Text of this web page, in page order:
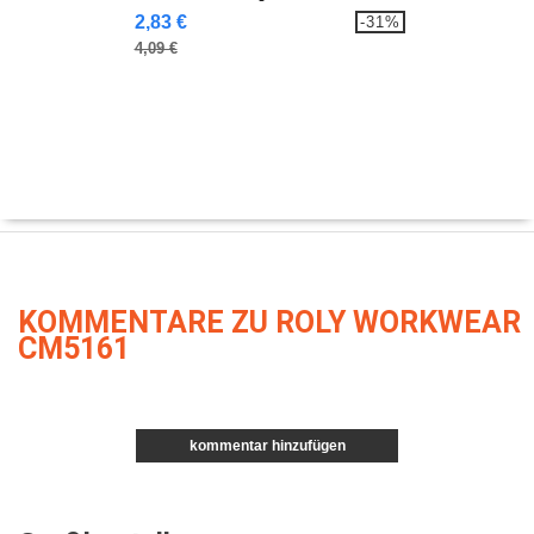
2,83 €
4,09 €
-31%
KOMMENTARE ZU ROLY WORKWEAR
CM5161
kommentar hinzufügen